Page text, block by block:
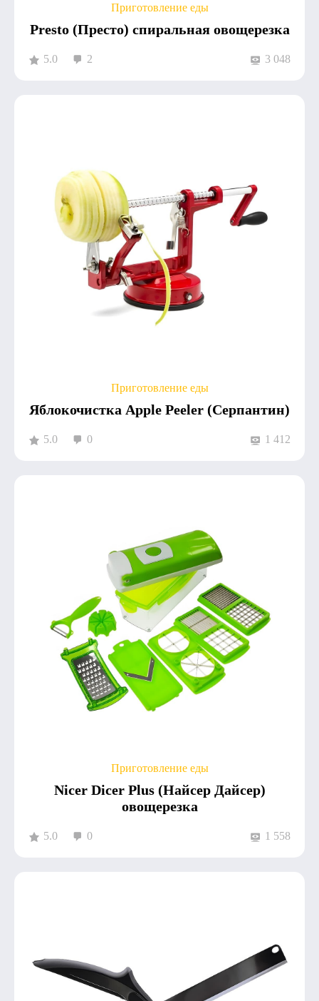
Приготовление еды
Presto (Престо) спиральная овощерезка
5.0 2 3 048
Приготовление еды
Яблокочистка Apple Peeler (Серпантин)
5.0 0 1 412
Приготовление еды
Nicer Dicer Plus (Найсер Дайсер)
овощерезка
5.0 0 1 558